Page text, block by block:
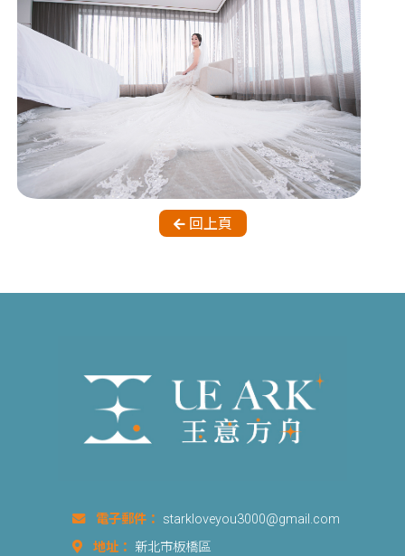
回上頁
電子郵件： starkloveyou3000@gmail.com
地址： 新北市板橋區